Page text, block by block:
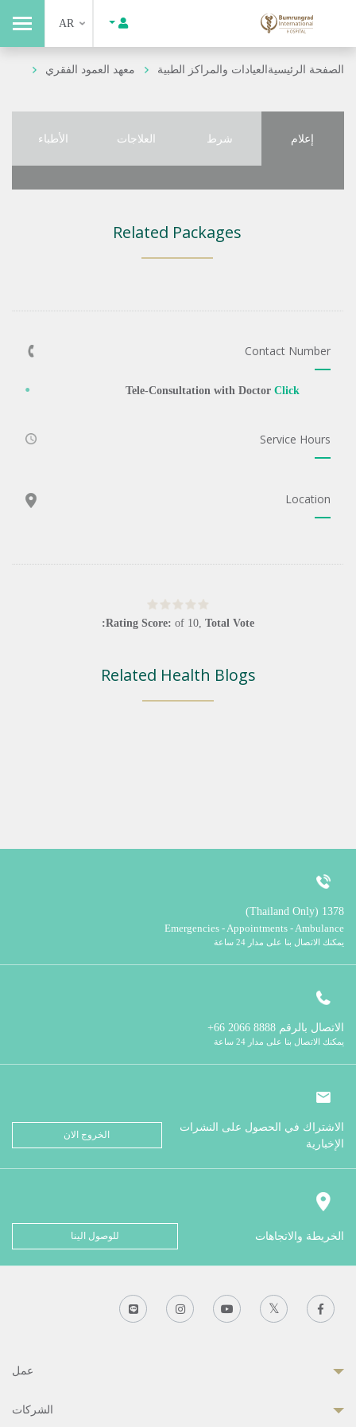
AR
الصفحة الرئيسيةالعيادات والمراكز الطبية معهد العمود الفقري
إعلام شرط العلاجات الأطباء
Related Packages
Contact Number
Tele-Consultation with Doctor Click
Service Hours
Location
Rating Score: of 10, Total Vote:
Related Health Blogs
1378 (Thailand Only)
Emergencies - Appointments - Ambulance
يمكنك الاتصال بنا على مدار 24 ساعة
الاتصال بالرقم
يمكنك الاتصال بنا على مدار 24 ساعة
الاشتراك في الحصول على النشرات
الإخبارية
الخروج الان
الخريطة والاتجاهات للوصول الينا
عمل
الشركات